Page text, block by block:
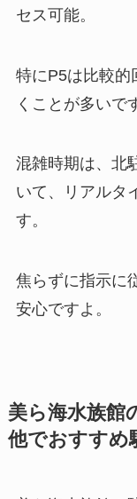
セス可能。
特にP5は比較的
くことが多いで
混雑時期は、北
いて、リアルタ
す。
焦らずに指示に
安心ですよ。
美ら海水族館
他でおすすめ